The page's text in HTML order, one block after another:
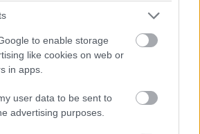
to enable storage
like cookies on web or
in apps.
user data to be sent to
advertising purposes.
hónapokig tartó
egy felülvizsgálat után eljutott a
A kiválasztott vállalkozások
forrást, valamint a befektetési